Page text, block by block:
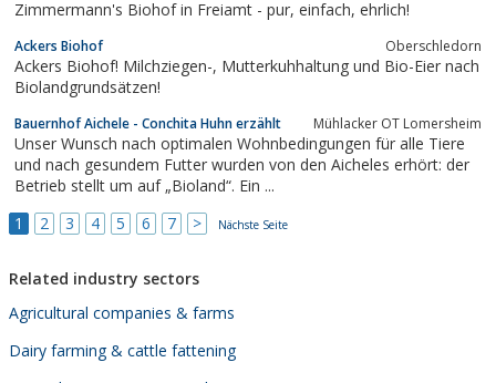
Zimmermann's Biohof in Freiamt - pur, einfach, ehrlich!
Ackers Biohof Oberschledorn
Ackers Biohof! Milchziegen-, Mutterkuhhaltung und Bio-Eier nach
Biolandgrundsätzen!
Bauernhof Aichele - Conchita Huhn erzählt Mühlacker OT Lomersheim
Unser Wunsch nach optimalen Wohnbedingungen für alle Tiere
und nach gesundem Futter wurden von den Aicheles erhört: der
Betrieb stellt um auf „Bioland“. Ein ...
1
2 3 4 5 6 7 > Nächste Seite
Related industry sectors
Agricultural companies & farms
Dairy farming & cattle fattening